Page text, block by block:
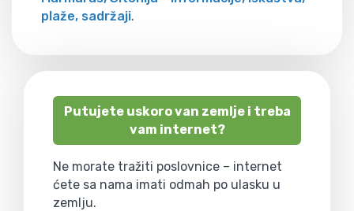
plaže, sadržaji.
Putujete uskoro van zemlje i treba
vam internet?
Ne morate tražiti poslovnice – internet
ćete sa nama imati odmah po ulasku u
zemlju.